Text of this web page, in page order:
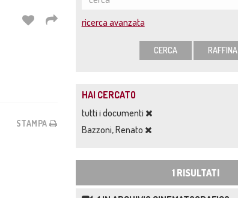
STAMPA
ricerca avanzata
CERCA RAFFINA
HAI CERCATO
tutti i documenti
Bazzoni, Renato
1 RISULTATI